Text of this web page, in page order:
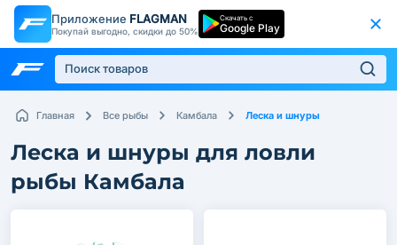
Приложение FLAGMAN
Покупай выгодно, скидки до 50%
Скачать с
Google Play
Главная Все рыбы Камбала Леска и шнуры
Леска и шнуры для ловли
рыбы Камбала